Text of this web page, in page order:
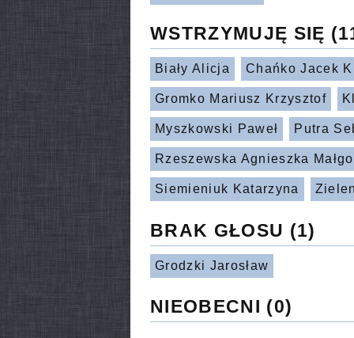
WSTRZYMUJĘ SIĘ
Biały Alicja Chańko Jacek
Gromko Mariusz Krzysztof
Myszkowski Paweł Putra
Rzeszewska Agnieszka
Siemieniuk Katarzyna
BRAK GŁOSU (1)
Grodzki Jarosław
NIEOBECNI (0)